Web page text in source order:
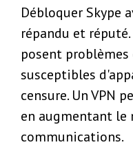
Débloquer Skype
répandu et
posent
susceptibles
censure. Un VPN
en augmentant le
communications.